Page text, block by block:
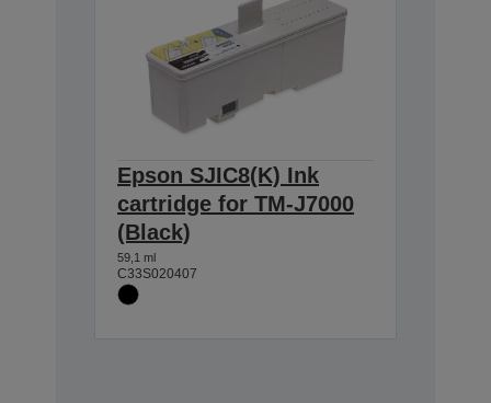
Epson SJIC8(K) Ink
cartridge for TM-J7000
(Black)
59,1 ml
C33S020407